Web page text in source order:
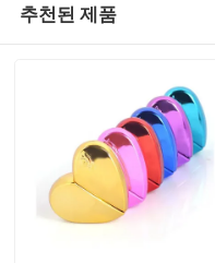
추천된 제품